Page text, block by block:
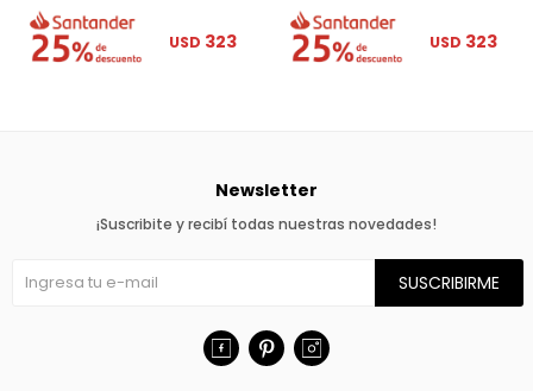
USD 323 USD 323
Newsletter
¡Suscribite y recibí todas nuestras novedades!
SUSCRIBIRME
  